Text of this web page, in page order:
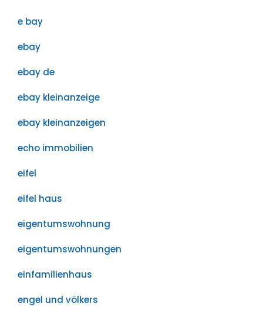
e bay
ebay
ebay de
ebay kleinanzeige
ebay kleinanzeigen
echo immobilien
eifel
eifel haus
eigentumswohnung
eigentumswohnungen
einfamilienhaus
engel und völkers